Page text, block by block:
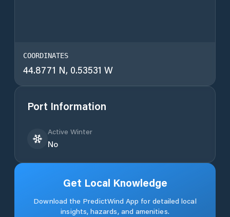
COORDINATES
44.8771 N, 0.53531 W
Port Information
Active Winter
No
Get Local Knowledge
Download the PredictWind App for detailed local
insights, hazards, and amenities.